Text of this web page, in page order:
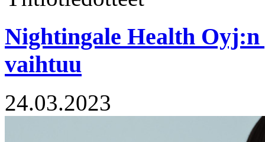
Nightingale Health
vaihtuu
24.03.2023